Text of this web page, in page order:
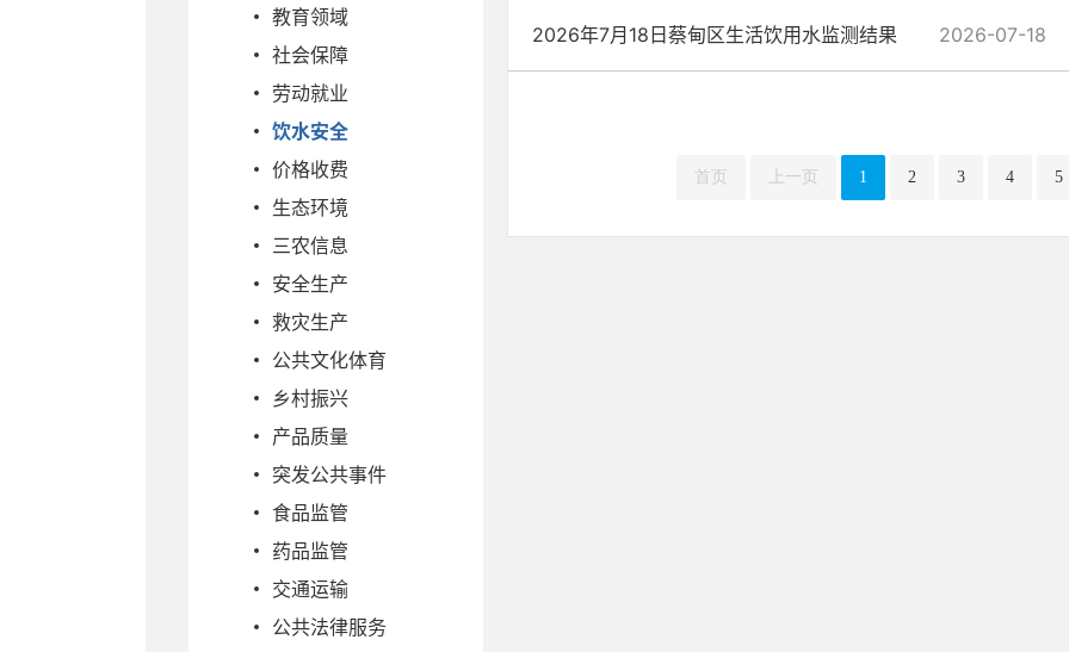
教育领域
社会保障
劳动就业
饮水安全
价格收费
生态环境
三农信息
安全生产
救灾生产
公共文化体育
乡村振兴
产品质量
突发公共事件
食品监管
药品监管
交通运输
公共法律服务
2026年7月18日蔡甸区生活饮用水监测结果
2026-07-18
首页 上一页 1 2 3 4 5